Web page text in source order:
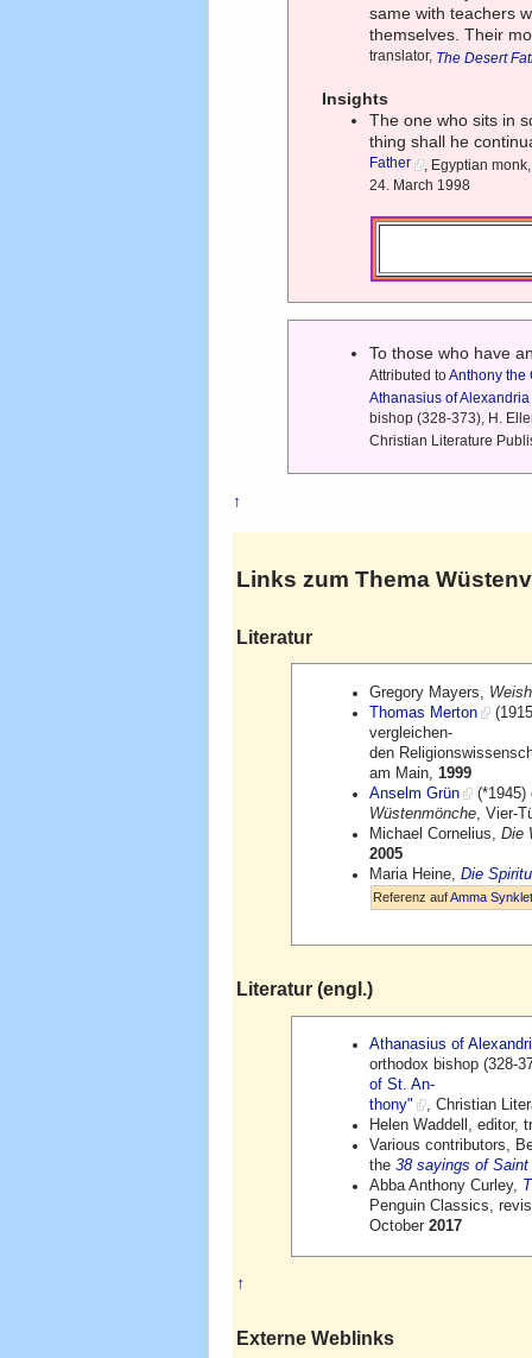
same with teachers
themselves. Their
translator, The Desert
Insights
The one who sits in
thing shall he
Father
, Egyptian
24. March 1998
To those who have
Attributed toAnthony the
Athanasius of Alexandria
bishop (328-373), H.
Christian Literature
↑
Links zum Thema
Literatur
Gregory Mayers,
Thomas Merton
vergleichen-
den
am Main,1999
Anselm Grün
(*1945)
Wüstenmönche, Vier-
Michael Cornelius,Die
2005
Maria Heine,Die
Referenz aufAmma
Literatur (engl.)
Athanasius of
orthodox bishop (328-
of St. An-
thony"
, Christian
Helen Waddell, editor,
Various contributors,
the38 sayings of
Abba Anthony Curley,
Penguin Classics,
October2017
↑
Externe Weblinks